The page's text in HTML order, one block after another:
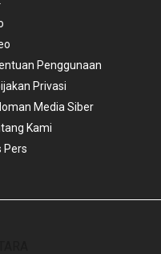
Penggunaan
Privasi
Media Siber
Kami
Pers